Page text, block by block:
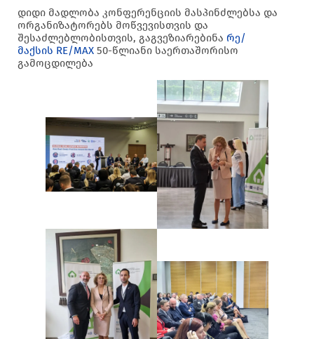
დიდი მადლობა კონფერენციის მასპინძლებსა და
ორგანიზატორებს მოწვევისთვის და
შესაძლებლობისთვის, გაგვეზიარებინა რე/
მაქსის RE/MAX 50-წლიანი საერთაშორისო
გამოცდილება